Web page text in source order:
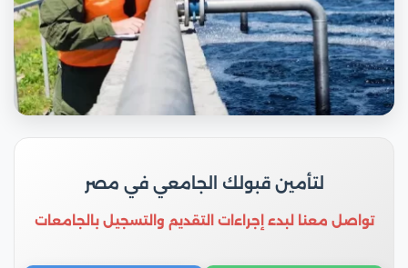
لتأمين قبولك الجامعي في مصر
تواصل معنا لبدء إجراءات التقديم والتسجيل بالجامعات